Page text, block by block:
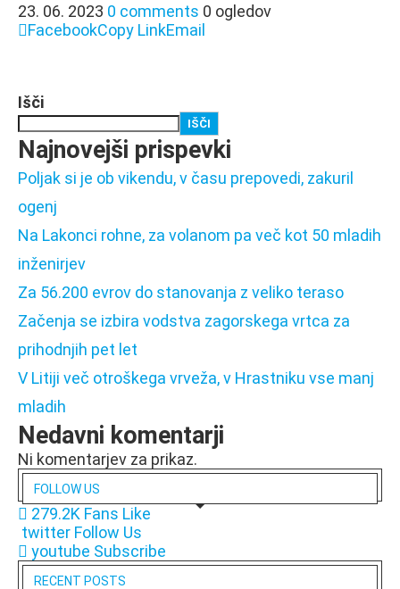
23. 06. 2023 0 comments 0 ogledov
FacebookCopy LinkEmail
Išči
IŠČI
Najnovejši prispevki
Poljak si je ob vikendu, v času prepovedi, zakuril
ogenj
Na Lakonci rohne, za volanom pa več kot 50 mladih
inženirjev
Za 56.200 evrov do stanovanja z veliko teraso
Začenja se izbira vodstva zagorskega vrtca za
prihodnjih pet let
V Litiji več otroškega vrveža, v Hrastniku vse manj
mladih
Nedavni komentarji
Ni komentarjev za prikaz.
FOLLOW US
279.2K Fans Like
twitter Follow Us
youtube Subscribe
RECENT POSTS